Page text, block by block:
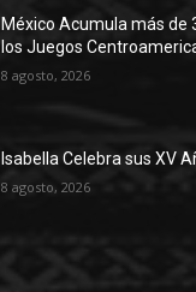
México Acumula más de
los Juegos
8 agosto, 2026
Isabella Celebra sus XV
8 agosto, 2026